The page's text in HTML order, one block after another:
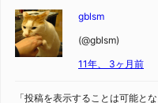
gblsm
(@gblsm)
11年、 3ヶ月前
「投稿を表示することは可能と